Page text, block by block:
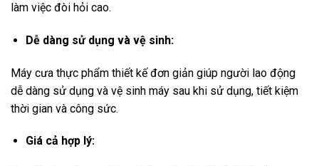
làm việc đòi hỏi cao.
Dễ dàng sử dụng và vệ sinh:
Máy cưa thực phẩm thiết kế đơn giản giúp người lao động
dễ dàng sử dụng và vệ sinh máy sau khi sử dụng, tiết kiệm
thời gian và công sức.
Giá cả hợp lý: